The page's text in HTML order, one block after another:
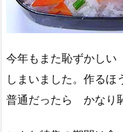
今年もまた恥ずかし
しまいました。作る
普通だったら かなり